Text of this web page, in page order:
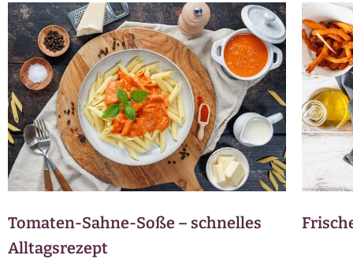
Tomaten-Sahne-Soße – schnelles
Alltagsrezept